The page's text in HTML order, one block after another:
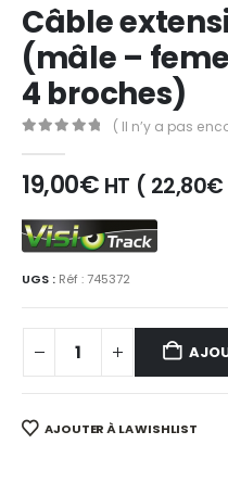
Câble
(mâle –
4 broches)
( Il n’y a pas
19,00€ HT ( 22,80€
UGS : Réf : 745372
AJOUTER À LA WISHLIST